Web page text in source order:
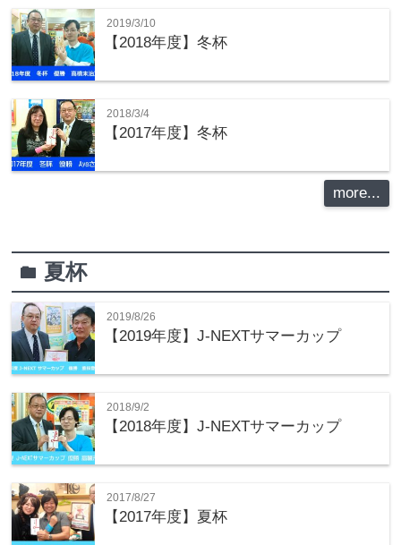
2019/3/10
【2018年度】冬杯
2018/3/4
【2017年度】冬杯
more...
folder 夏杯
2019/8/26
【2019年度】J-NEXTサマーカップ
2018/9/2
【2018年度】J-NEXTサマーカップ
2017/8/27
【2017年度】夏杯